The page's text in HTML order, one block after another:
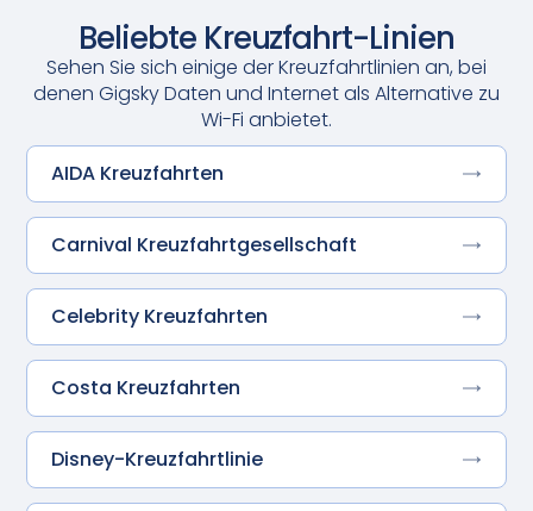
Beliebte Kreuzfahrt-Linien
Sehen Sie sich einige der Kreuzfahrtlinien an, bei
denen Gigsky Daten und Internet als Alternative zu
Wi-Fi anbietet.
AIDA Kreuzfahrten
Carnival Kreuzfahrtgesellschaft
Celebrity Kreuzfahrten
Costa Kreuzfahrten
Disney-Kreuzfahrtlinie